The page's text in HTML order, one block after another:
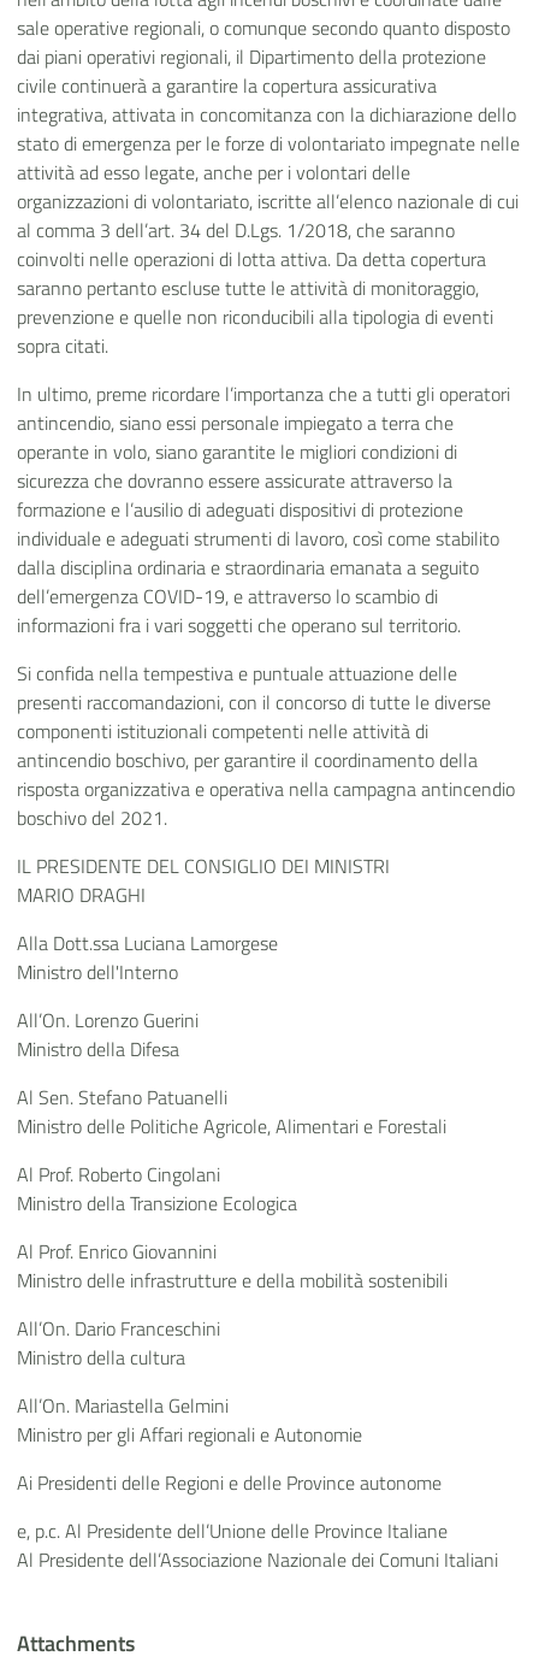
sale operative regionali, o comunque secondo quanto disposto
dai piani operativi regionali, il Dipartimento della protezione
civile continuerà a garantire la copertura assicurativa
integrativa, attivata in concomitanza con la dichiarazione dello
stato di emergenza per le forze di volontariato impegnate nelle
attività ad esso legate, anche per i volontari delle
organizzazioni di volontariato, iscritte all’elenco nazionale di cui
al comma 3 dell’art. 34 del D.Lgs. 1/2018, che saranno
coinvolti nelle operazioni di lotta attiva. Da detta copertura
saranno pertanto escluse tutte le attività di monitoraggio,
prevenzione e quelle non riconducibili alla tipologia di eventi
sopra citati.
In ultimo, preme ricordare l’importanza che a tutti gli operatori
antincendio, siano essi personale impiegato a terra che
operante in volo, siano garantite le migliori condizioni di
sicurezza che dovranno essere assicurate attraverso la
formazione e l’ausilio di adeguati dispositivi di protezione
individuale e adeguati strumenti di lavoro, così come stabilito
dalla disciplina ordinaria e straordinaria emanata a seguito
dell’emergenza COVID-19, e attraverso lo scambio di
informazioni fra i vari soggetti che operano sul territorio.
Si confida nella tempestiva e puntuale attuazione delle
presenti raccomandazioni, con il concorso di tutte le diverse
componenti istituzionali competenti nelle attività di
antincendio boschivo, per garantire il coordinamento della
risposta organizzativa e operativa nella campagna antincendio
boschivo del 2021.
IL PRESIDENTE DEL CONSIGLIO DEI MINISTRI
MARIO DRAGHI
Alla Dott.ssa Luciana Lamorgese
Ministro dell'Interno
All’On. Lorenzo Guerini
Ministro della Difesa
Al Sen. Stefano Patuanelli
Ministro delle Politiche Agricole, Alimentari e Forestali
Al Prof. Roberto Cingolani
Ministro della Transizione Ecologica
Al Prof. Enrico Giovannini
Ministro delle infrastrutture e della mobilità sostenibili
All’On. Dario Franceschini
Ministro della cultura
All’On. Mariastella Gelmini
Ministro per gli Affari regionali e Autonomie
Ai Presidenti delle Regioni e delle Province autonome
e, p.c. Al Presidente dell’Unione delle Province Italiane
Al Presidente dell’Associazione Nazionale dei Comuni Italiani
Attachments